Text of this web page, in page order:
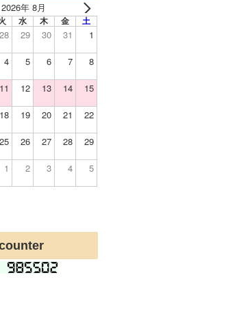
2026年 8月
水 木 金 土
28 29 30 31 1
4 5 6 7 8
11 12 13 14 15
18 19 20 21 22
25 26 27 28 29
1 2 3 4 5